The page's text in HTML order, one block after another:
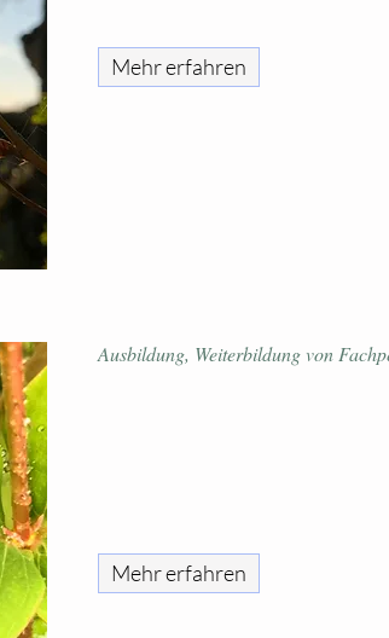
Mehr erfahren
Ausbildung, Weiterbildung von
Mehr erfahren